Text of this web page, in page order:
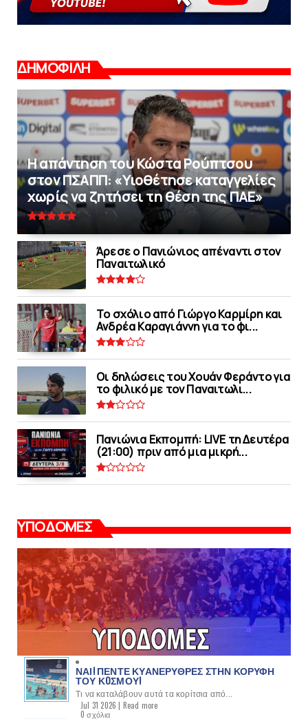
ΔΗΜΟΦΙΛΗ
Η απάντηση του Κώστα Ρούπτσου
στον ΠΣΑΠΠ: «Υιοθέτησε καταγγελίες
χωρίς να ζητήσει τη θέση της ΠAΕ»
Άρεσε ο Πανιώνιος απέναντι στoν
Παναιτωλικό
Το σχόλιο από Γιώργο Καρμίρη και
Ανδρέα Καραγιάννη για το φι...
Οι δηλώσεις του Χουάν Φεράντο για
το φιλικό με τoν Παναιτωλι...
Πανιώνια Εκπομπή: LIVE τη Δευτέρα
(21:00) πριν από μια μικρή...
ΥΠΟΔΟΜΕΣ
ΝΑΙ! ΠΕΝΤΕ ΚΥΑΝΕΡΥΘΡΕΣ ΣΤΗΝ ΚΟΡΥΦΗ
ΤΟΥ ΚOΣΜΟΥ!
Τι να καταλάβουν αυτά τα κορίτσια από...
Jul 31 2026 | Read more
0 σχόλια